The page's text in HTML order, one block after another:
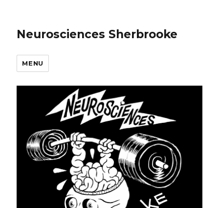
Neurosciences Sherbrooke
MENU